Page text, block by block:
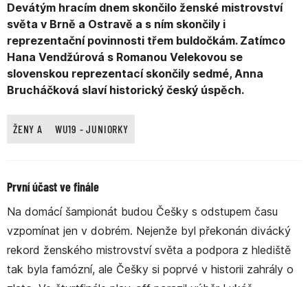
Devátým hracím dnem skončilo ženské mistrovství
světa v Brně a Ostravě a s ním skončily i
reprezentační povinnosti třem buldočkám. Zatímco
Hana Vendžúrová s Romanou Velekovou se
slovenskou reprezentací skončily sedmé, Anna
Brucháčková slaví historický český úspěch.
ŽENY A WU19 - JUNIORKY
První účast ve finále
Na domácí šampionát budou Češky s odstupem času
vzpomínat jen v dobrém. Nejenže byl překonán divácký
rekord ženského mistrovství světa a podpora z hlediště
tak byla famózní, ale Češky si poprvé v historii zahrály o